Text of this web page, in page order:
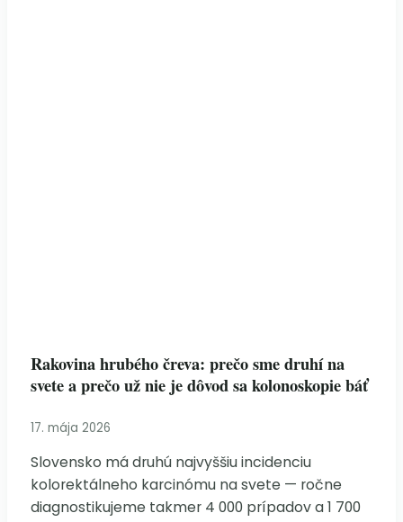
Rakovina hrubého čreva: prečo sme druhí na
svete a prečo už nie je dôvod sa kolonoskopie báť
17. mája 2026
Slovensko má druhú najvyššiu incidenciu
kolorektálneho karcinómu na svete — ročne
diagnostikujeme takmer 4 000 prípadov a 1 700